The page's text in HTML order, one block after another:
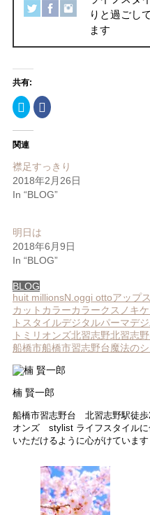
りと過ごし
ます
共有:
ク
リ
ク
し
て
で
共
有
し
ン
ド
ウ
で
開
ま
す)
Facebook
で
は
ク
リ
ッ
ク
い
(新
し
ン
ド
ウ
で
開
き
ま
関連
襟足すっきり
2018年2月26日
In “BLOG”
明日は
2018年6月9日
In “BLOG”
BLOG
huit millionsN. oggi ottoアップ
カットカラーカラークスノキ
トスタイルデジタルパーマデ
トミリオンズ北習志野北習志
船橋市船橋市習志野台魔法の
楠 賢一郎
船橋市習志野台 北習志野駅徒歩
オンズ stylist ライフスタイルに
いただけるように心がけています